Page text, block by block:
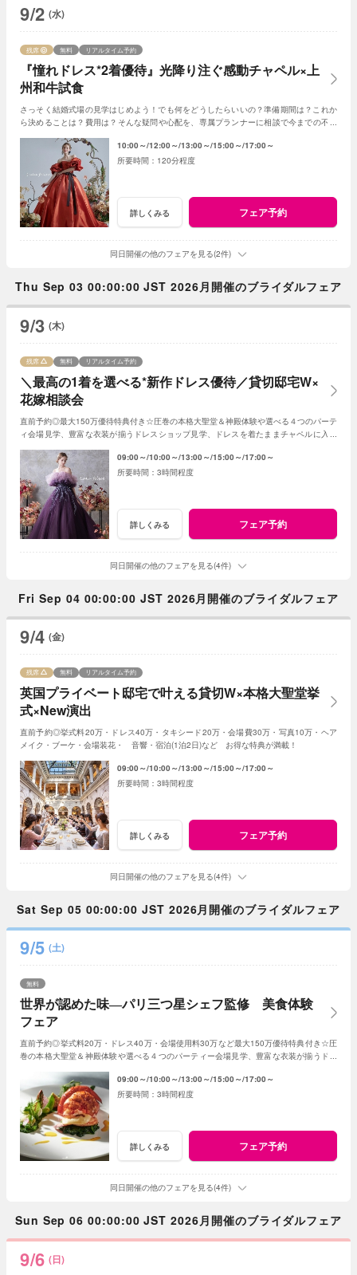
9/2 (水)
『憧れドレス*2着優待』光降り注ぐ感動チャペル×上
州和牛試食
残席 無料 リアルタイム予約
さっそく結婚式場の見学はじめよう！でも何をどうしたらいいの？準備期間は？これか
ら決めることは？費用は？そんな疑問や心配を、専属プランナーに相談で今までの不安
10:00～ 12:00～ 13:00～ 15:00～ 17:00～
120分程度
詳しくみる フェア予約
同日開催の他のフェアを見る(2件)
Thu Sep 03 00:00:00 JST 2026月開催のブライダルフェア
9/3 (木)
＼最高の1着を選べる*新作ドレス優待／貸切邸宅W×
花嫁相談会
残席 無料 リアルタイム予約
直前予約◎最大150万優待特典付き☆圧巻の本格大聖堂＆神殿体験や選べる４つのパーテ
ィ会場見学、豊富な衣装が揃うドレスショップ見学、ドレスを着たままチャペルに入場
09:00～ 10:00～ 13:00～ 15:00～ 17:00～
3時間程度
詳しくみる フェア予約
同日開催の他のフェアを見る(4件)
Fri Sep 04 00:00:00 JST 2026月開催のブライダルフェア
9/4 (金)
英国プライベート邸宅で叶える貸切W×本格大聖堂挙
式×New演出
残席 無料 リアルタイム予約
直前予約◎挙式料20万・ドレス40万・タキシード20万・会場費30万・写真10万・ヘア
メイク・ブーケ・会場装花・ 音響・宿泊(1泊2日)など お得な特典が満載！
09:00～ 10:00～ 13:00～ 15:00～ 17:00～
3時間程度
詳しくみる フェア予約
同日開催の他のフェアを見る(4件)
Sat Sep 05 00:00:00 JST 2026月開催のブライダルフェア
9/5 (土)
世界が認めた味―パリ三つ星シェフ監修 美食体験
フェア
無料
直前予約◎挙式料20万・ドレス40万・会場使用料30万など最大150万優待特典付き☆圧
巻の本格大聖堂＆神殿体験や選べる４つのパーティー会場見学、豊富な衣装が揃うドレ
09:00～ 10:00～ 13:00～ 15:00～ 17:00～
3時間程度
詳しくみる フェア予約
同日開催の他のフェアを見る(4件)
Sun Sep 06 00:00:00 JST 2026月開催のブライダルフェア
9/6 (日)